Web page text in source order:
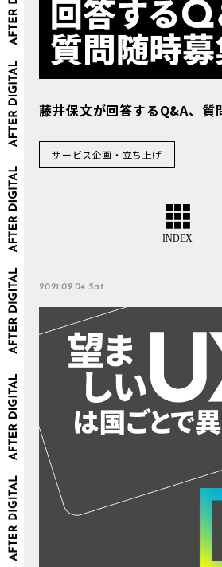
藤井保文が回答するQ&A、質
サービス企画・立ち上げ
2021.09.04 Sat.